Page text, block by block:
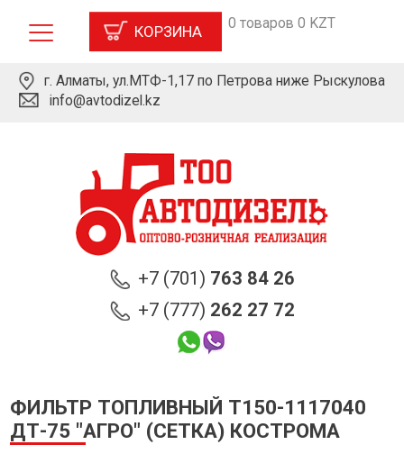
КОРЗИНА 0 товаров 0 KZT
г. Алматы, ул.МТФ-1,17 по Петрова ниже Рыскулова
info@avtodizel.kz
+7 (701) 763 84 26
+7 (777) 262 27 72
ФИЛЬТР ТОПЛИВНЫЙ Т150-1117040
ДТ-75 "АГРО" (СЕТКА) КОСТРОМА